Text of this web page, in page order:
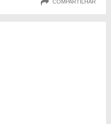
COMPARTILHAR